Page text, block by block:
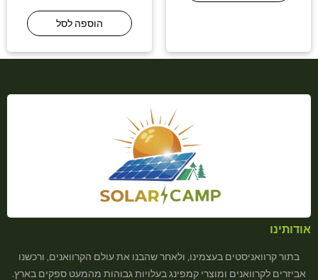
הוספה לסל
אודותינו
בתור קרוואניסטים בעצמינו, ולאחר שהבנו את עולם הקרוואנים, ורכשנו
אביזרים לקרוואנים ומוצרי קמפינג בעלויות גבוהות מהמעט ספקים בארץ.